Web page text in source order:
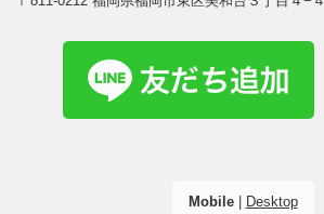
Mobile| Desktop